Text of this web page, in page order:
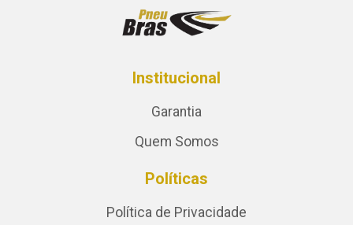
Institucional
Garantia
Quem Somos
Políticas
Política de Privacidade